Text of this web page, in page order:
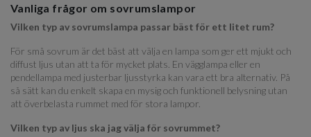
Vanliga frågor om sovrumslampor
Vilken typ av sovrumslampa passar bäst för ett litet rum?
För små sovrum är det bäst att välja en lampa som ger ett mjukt och
diffust ljus utan att ta för mycket plats. En vägglampa eller en
pendellampa med justerbar ljusstyrka kan vara ett bra alternativ. På
så sätt kan du enkelt skapa en mysig och funktionell belysning utan
att överbelasta rummet med för stora lampor.
Vilken typ av ljus ska jag välja för sovrummet?